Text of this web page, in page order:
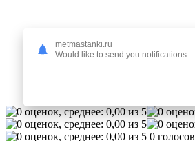
0 голосов
metmastanki.ru
Would like to send you notifications